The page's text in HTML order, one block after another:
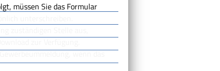
müssen Sie das Formular
unterschreiben.
zuständigen Stelle aus,
zur Verfügung.
wenn das